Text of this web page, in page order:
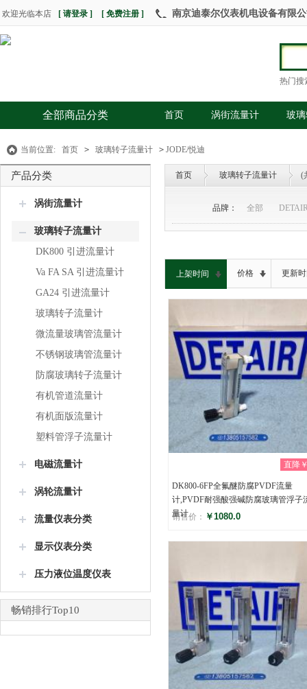
欢迎光临本店 [ 请登录 ] [ 免费注册 ] 南京迪泰尔仪表机电设备有限
热门搜
全部商品分类 首页 涡街流量计 玻
当前位置: 首页 > 玻璃转子流量计 > JODE/悦迪
产品分类
涡街流量计
玻璃转子流量计
DK800 引进流量计
Va FA SA 引进流量计
GA24 引进流量计
玻璃转子流量计
微流量玻璃管流量计
不锈钢玻璃管流量计
防腐玻璃转子流量计
有机管道流量计
有机面版流量计
塑料管浮子流量计
电磁流量计
涡轮流量计
流量仪表分类
显示仪表分类
压力液位温度仪表
畅销排行Top10
首页 玻璃转子流量计 (
品牌： 全部
上架时间 价格 更新
直降
DK800-6FP全氟醚防腐PVDF流量
计,PVDF耐强酸强碱防腐玻璃管浮子
量计
销售价： ￥1080.0
评分